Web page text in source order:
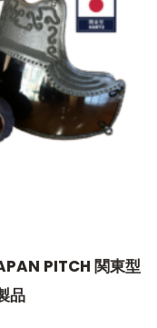
PITCH 関東型
品